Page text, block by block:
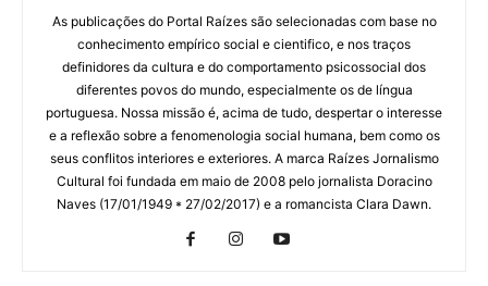
As publicações do Portal Raízes são selecionadas com base no
conhecimento empírico social e cientifico, e nos traços
definidores da cultura e do comportamento psicossocial dos
diferentes povos do mundo, especialmente os de língua
portuguesa. Nossa missão é, acima de tudo, despertar o interesse
e a reflexão sobre a fenomenologia social humana, bem como os
seus conflitos interiores e exteriores. A marca Raízes Jornalismo
Cultural foi fundada em maio de 2008 pelo jornalista Doracino
Naves (17/01/1949 * 27/02/2017) e a romancista Clara Dawn.